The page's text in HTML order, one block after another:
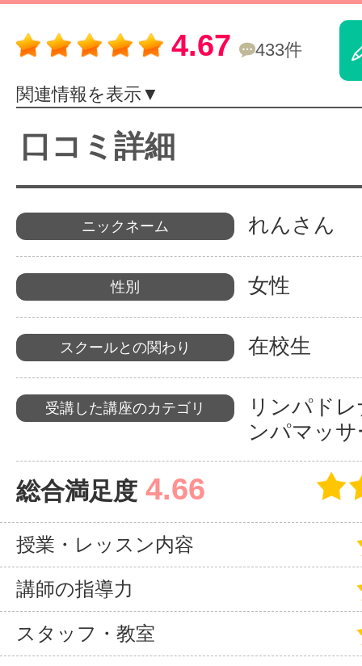
体験レッス
特集をみる
グッドスク
掲載のお問
サイトマッ
4.67 433件
関連情報を表示▼
口コミ詳細
ニックネーム れんさん
性別 女性
スクールとの関わり 在校生
受講した講座のカテゴリ
リンパド
ンパマッ
総合満足度 4.66
授業・レッスン内容
講師の指導力
スタッフ・教室